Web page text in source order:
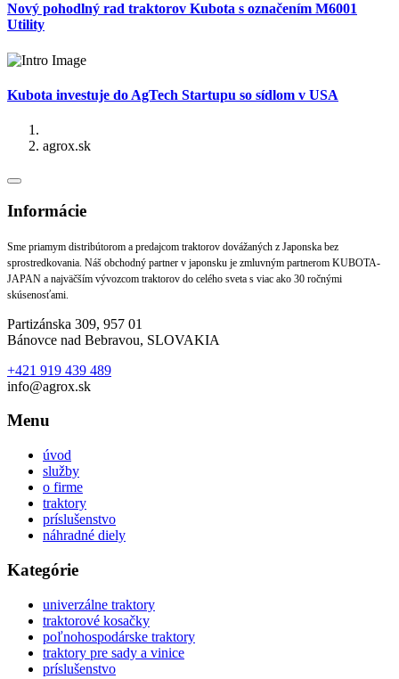
Nový pohodlný rad traktorov Kubota s označením M6001
Utility
Kubota investuje do AgTech Startupu so sídlom v USA
agrox.sk
Informácie
Sme priamym distribútorom a predajcom traktorov dovážaných z Japonska bez
sprostredkovania. Náš obchodný partner v japonsku je zmluvným partnerom KUBOTA-
JAPAN a najväčším vývozcom traktorov do celého sveta s viac ako 30 ročnými
skúsenosťami.
Partizánska 309, 957 01
Bánovce nad Bebravou, SLOVAKIA
+421 919 439 489
info@agrox.sk
Menu
úvod
služby
o firme
traktory
príslušenstvo
náhradné diely
Kategórie
univerzálne traktory
traktorové kosačky
poľnohospodárske traktory
traktory pre sady a vinice
príslušenstvo